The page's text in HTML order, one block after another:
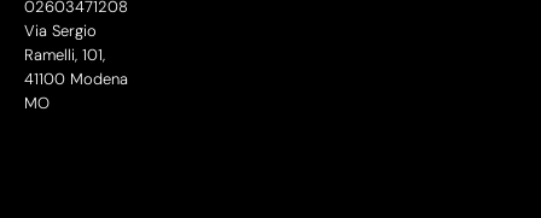
02603471208
Via Sergio
Ramelli, 101,
41100 Modena
MO